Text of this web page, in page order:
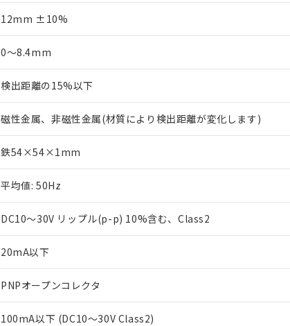
12mm ±10%
0～8.4mm
検出距離の15%以下
磁性金属、非磁性金属(材質により検出距離が変化します)
鉄54×54×1mm
平均値: 50Hz
DC10～30V リップル(p-p) 10%含む、Class2
20mA以下
PNPオープンコレクタ
100mA以下 (DC10～30V Class2)